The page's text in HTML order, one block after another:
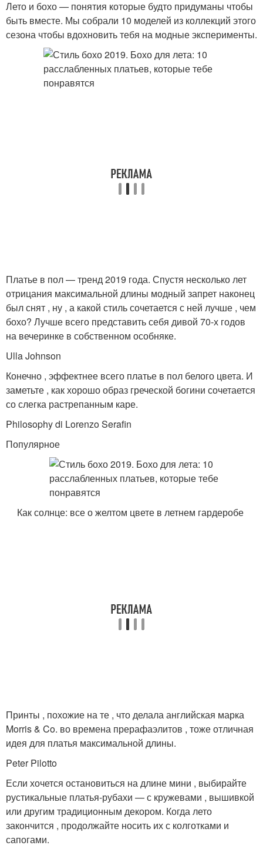
Лето и бохо — понятия которые будто придуманы чтобы
быть вместе. Мы собрали 10 моделей из коллекций этого
сезона чтобы вдохновить тебя на модные эксперименты.
Платье в пол — тренд 2019 года. Спустя несколько лет
отрицания максимальной длины модный запрет наконец
был снят , ну , а какой стиль сочетается с ней лучше , чем
бохо? Лучше всего представить себя дивой 70-х годов
на вечеринке в собственном особняке.
Ulla Johnson
Конечно , эффектнее всего платье в пол белого цвета. И
заметьте , как хорошо образ греческой богини сочетается
со слегка растрепанным каре.
Philosophy di Lorenzo Serafin
Популярное
Как солнце: все о желтом цвете в летнем гардеробе
Принты , похожие на те , что делала английская марка
Morris & Co. во времена прерафаэлитов , тоже отличная
идея для платья максимальной длины.
Peter Pilotto
Если хочется остановиться на длине мини , выбирайте
рустикальные платья-рубахи — с кружевами , вышивкой
или другим традиционным декором. Когда лето
закончится , продолжайте носить их с колготками и
сапогами.